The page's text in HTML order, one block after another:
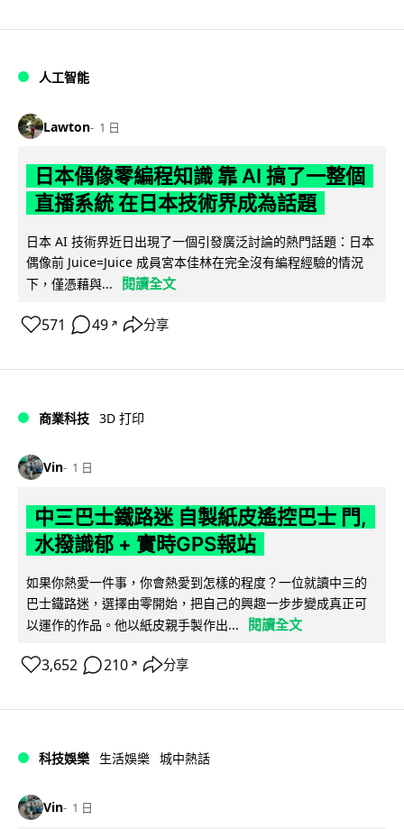
人工智能
Lawton 1 日
日本偶像零編程知識 靠 AI 搞了一整個
直播系統 在日本技術界成為話題
日本 AI 技術界近日出現了一個引發廣泛討論的熱門話題：日本
偶像前 Juice=Juice 成員宮本佳林在完全沒有編程經驗的情況
下，僅憑藉與...
閱讀全文
571 49 ↗ 分享
商業科技 3D 打印
Vin 1 日
中三巴士鐵路迷 自製紙皮遙控巴士 門,
水撥識郁 + 實時GPS報站
如果你熱愛一件事，你會熱愛到怎樣的程度？一位就讀中三的
巴士鐵路迷，選擇由零開始，把自己的興趣一步步變成真正可
以運作的作品。他以紙皮親手製作出...
閱讀全文
3,652 210 ↗ 分享
科技娛樂 生活娛樂 城中熱話
Vin 1 日